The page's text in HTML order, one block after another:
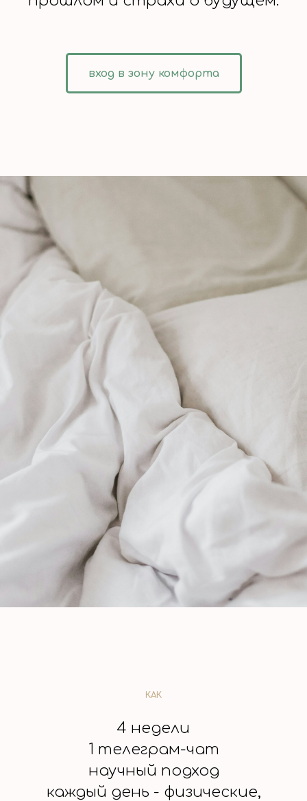
вход в зону комфорта
КАК
4 недели
1 телеграм-чат
научный подход
каждый день - физические,